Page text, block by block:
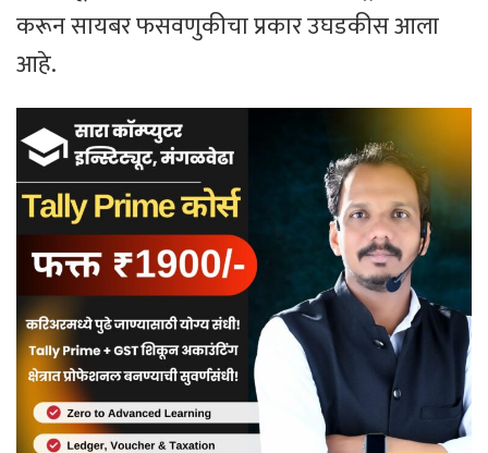
करून सायबर फसवणुकीचा प्रकार उघडकीस आला
आहे.